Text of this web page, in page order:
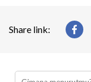
Share link: